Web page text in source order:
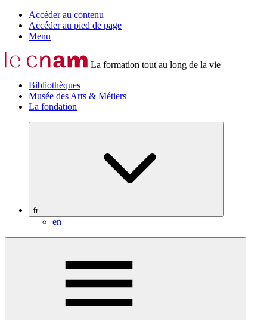
Accéder au contenu
Accéder au pied de page
Menu
La formation tout au long de la vie
Bibliothèques
Musée des Arts & Métiers
La fondation
fr
en